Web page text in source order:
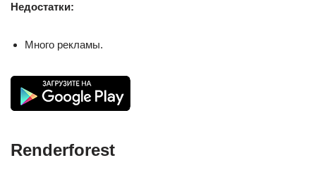
Недостатки:
Много рекламы.
Renderforest